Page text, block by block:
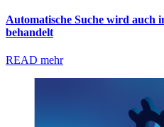
Automatische Suche wird auch
behandelt
READ mehr